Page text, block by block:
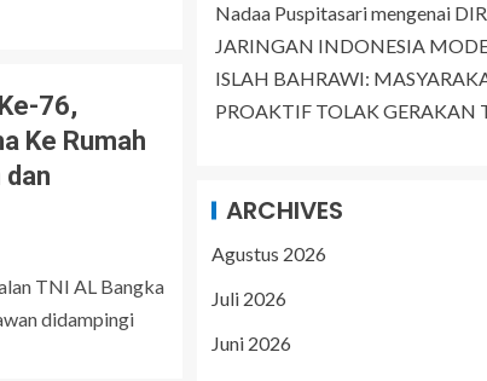
76,
Ke Rumah
dan
TNI AL Bangka
didampingi
Nadaa Puspitasarimengenai
JARINGAN INDONESIA
ISLAH BAHRAWI:
PROAKTIF TOLAK GERAKAN
ARCHIVES
Agustus 2026
Juli 2026
Juni 2026